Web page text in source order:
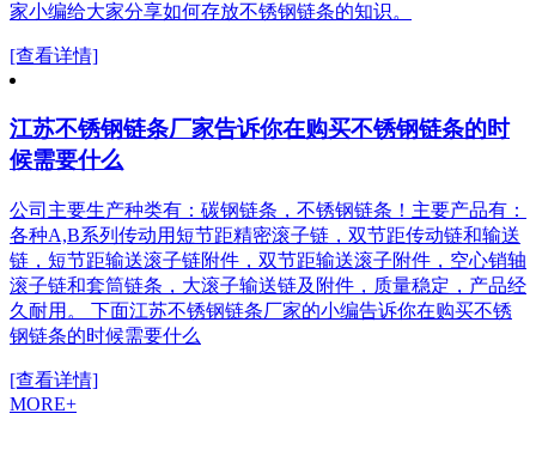
家小编给大家分享如何存放不锈钢链条的知识。
[查看详情]
江苏不锈钢链条厂家告诉你在购买不锈钢链条的时
候需要什么
公司主要生产种类有：碳钢链条，不锈钢链条！主要产品有：
各种A,B系列传动用短节距精密滚子链，双节距传动链和输送
链，短节距输送滚子链附件，双节距输送滚子附件，空心销轴
滚子链和套筒链条，大滚子输送链及附件，质量稳定，产品经
久耐用。 下面江苏不锈钢链条厂家的小编告诉你在购买不锈
钢链条的时候需要什么
[查看详情]
MORE+